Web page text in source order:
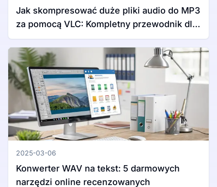
Jak skompresować duże pliki audio do MP3
za pomocą VLC: Kompletny przewodnik dla
Windows i Mac
2025-03-06
Konwerter WAV na tekst: 5 darmowych
narzędzi online recenzowanych